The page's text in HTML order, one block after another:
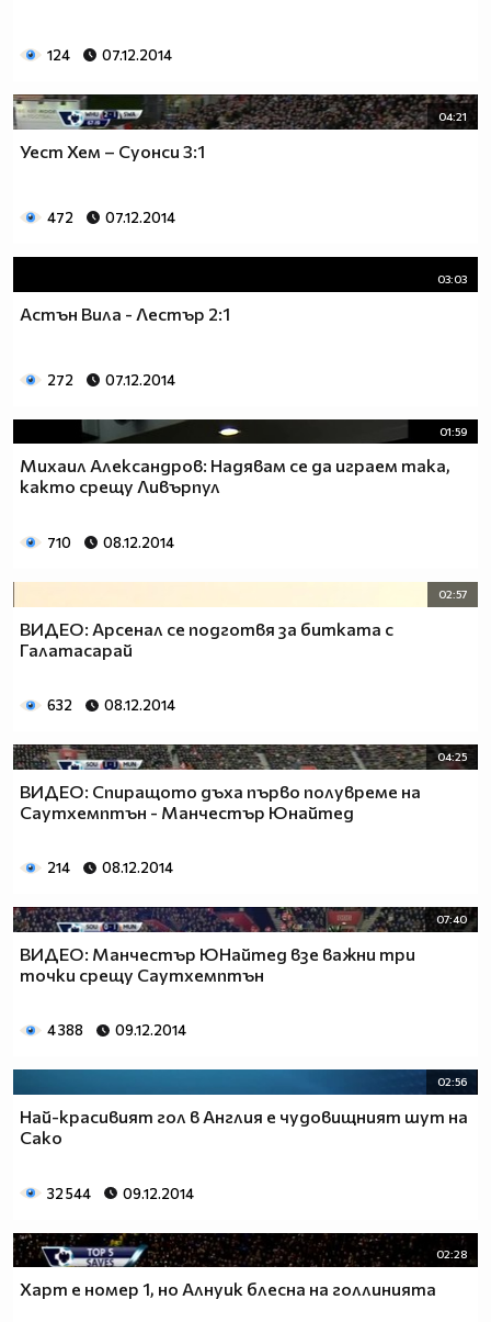
124 07.12.2014
04:21
Уест Хем – Суонси 3:1
472 07.12.2014
03:03
Астън Вила - Лестър 2:1
272 07.12.2014
01:59
Михаил Александров: Надявам се да играем така,
както срещу Ливърпул
710 08.12.2014
02:57
ВИДЕО: Арсенал се подготвя за битката с
Галатасарай
632 08.12.2014
04:25
ВИДЕО: Спиращото дъха първо полувреме на
Саутхемптън - Манчестър Юнайтед
214 08.12.2014
07:40
ВИДЕО: Манчестър ЮНайтед взе важни три
точки срещу Саутхемптън
4 388 09.12.2014
02:56
Най-красивият гол в Англия е чудовищният шут на
Сако
32 544 09.12.2014
02:28
Харт е номер 1, но Алнуик блесна на голлинията